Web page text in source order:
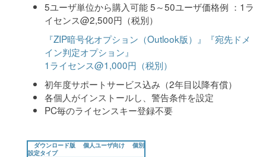
5ユーザ単位から購入可能 5～50ユーザ価格例 ：1ラ
イセンス@2,500円（税別）
『ZIP暗号化オプション（Outlook版）』『宛先ドメ
イン判定オプション』
1ライセンス@1,000円（税別）
初年度サポートサービス込み（2年目以降有償）
各個人がインストールし、警告条件を設定
PC毎のライセンスキー登録不要
ダウンロード版 個人ユーザ向け 個別
設定タイプ